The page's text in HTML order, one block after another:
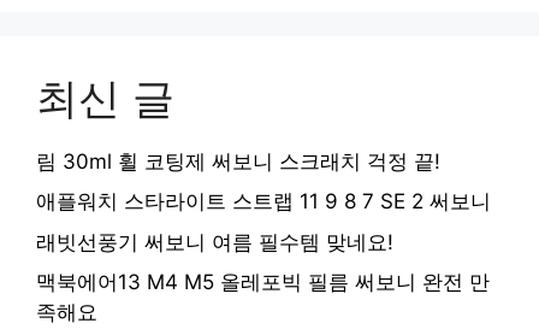
최신 글
림 30ml 휠 코팅제 써보니 스크래치 걱정 끝!
애플워치 스타라이트 스트랩 11 9 8 7 SE 2 써보니
래빗선풍기 써보니 여름 필수템 맞네요!
맥북에어13 M4 M5 올레포빅 필름 써보니 완전 만
족해요